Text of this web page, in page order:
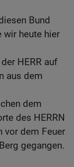
Bund
wir heute hier
HERR auf
aus dem
dem
des HERRN
vor dem Feuer
gegangen.